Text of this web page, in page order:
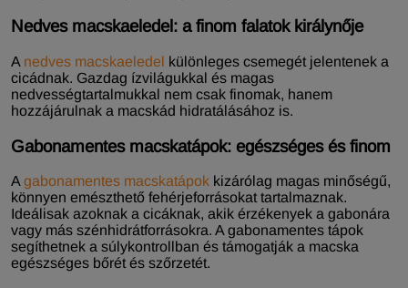
Nedves macskaeledel: a finom falatok királynője
A nedves macskaeledel különleges csemegét jelentenek a
cicádnak. Gazdag ízvilágukkal és magas
nedvességtartalmukkal nem csak finomak, hanem
hozzájárulnak a macskád hidratálásához is.
Gabonamentes macskatápok: egészséges és finom
A gabonamentes macskatápok kizárólag magas minőségű,
könnyen emészthető fehérjeforrásokat tartalmaznak.
Ideálisak azoknak a cicáknak, akik érzékenyek a gabonára
vagy más szénhidrátforrásokra. A gabonamentes tápok
segíthetnek a súlykontrollban és támogatják a macska
egészséges bőrét és szőrzetét.